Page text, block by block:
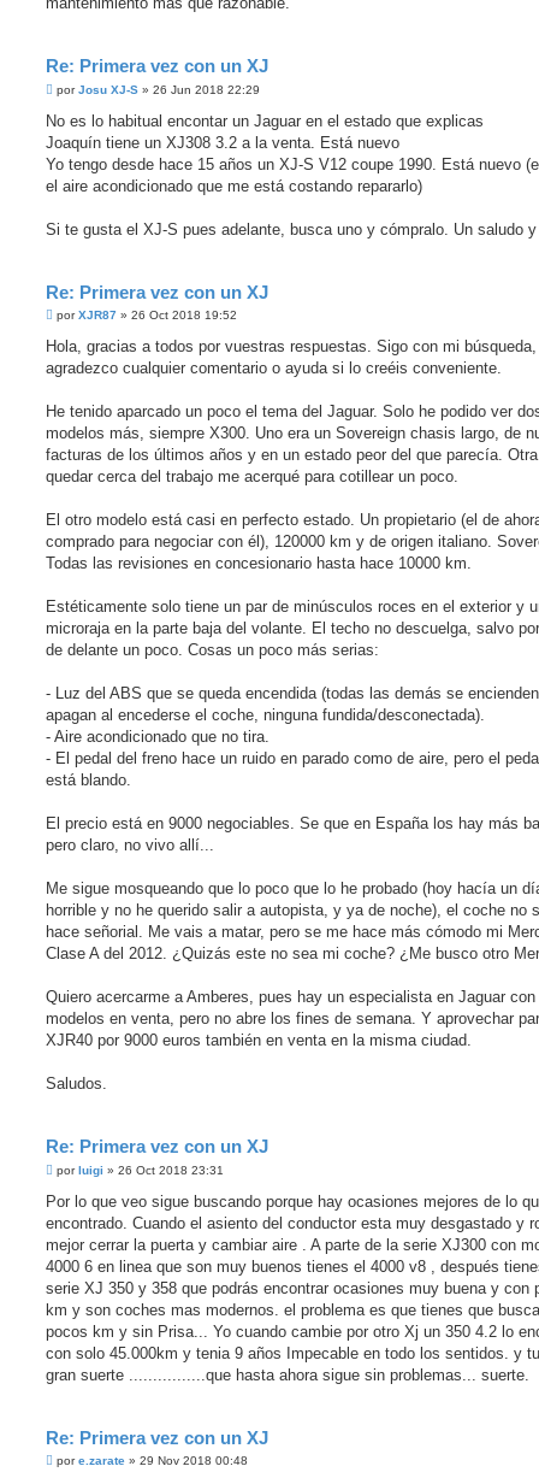
Re: Primera vez con un XJ
M
n
a
j
s
l
porJosu XJ-S » 26 Jun 2018 22:29
No es lo habitual encontar un Jaguar en el estado que explicas
Joaquín tiene un XJ308 3.2 a la venta. Está nuevo
Yo tengo desde hace 15 años un XJ-S V12 coupe 1990. Está nuevo
el aire acondicionado que me está costando repararlo)
Si te gusta el XJ-S pues adelante, busca uno y cómpralo. Un saludo
Re: Primera vez con un XJ
M
n
a
s
i
l
e
e
porXJR87 » 26 Oct 2018 19:52
Hola, gracias a todos por vuestras respuestas. Sigo con mi búsqueda,
agradezco cualquier comentario o ayuda si lo creéis conveniente.
He tenido aparcado un poco el tema del Jaguar. Solo he podido ver
modelos más, siempre X300. Uno era un Sovereign chasis largo, de
facturas de los últimos años y en un estado peor del que parecía.
quedar cerca del trabajo me acerqué para cotillear un poco.
El otro modelo está casi en perfecto estado. Un propietario (el de
comprado para negociar con él), 120000 km y de origen italiano.
Todas las revisiones en concesionario hasta hace 10000 km.
Estéticamente solo tiene un par de minúsculos roces en el exterior y
microraja en la parte baja del volante. El techo no descuelga, salvo
de delante un poco. Cosas un poco más serias:
- Luz del ABS que se queda encendida (todas las demás se
apagan al encederse el coche, ninguna fundida/desconectada).
- Aire acondicionado que no tira.
- El pedal del freno hace un ruido en parado como de aire, pero el
está blando.
El precio está en 9000 negociables. Se que en España los hay más
pero claro, no vivo allí...
Me sigue mosqueando que lo poco que lo he probado (hoy hacía un
horrible y no he querido salir a autopista, y ya de noche), el coche no
hace señorial. Me vais a matar, pero se me hace más cómodo mi
Clase A del 2012. ¿Quizás este no sea mi coche? ¿Me busco otro
Quiero acercarme a Amberes, pues hay un especialista en Jaguar
modelos en venta, pero no abre los fines de semana. Y aprovechar
XJR40 por 9000 euros también en venta en la misma ciudad.
Saludos.
Re: Primera vez con un XJ
M
n
a
j
s
i
l
e
r
porluigi » 26 Oct 2018 23:31
Por lo que veo sigue buscando porque hay ocasiones mejores de lo
encontrado. Cuando el asiento del conductor esta muy desgastado y
mejor cerrar la puerta y cambiar aire . A parte de la serie XJ300 con
4000 6 en linea que son muy buenos tienes el 4000 v8 , después
serie XJ 350 y 358 que podrás encontrar ocasiones muy buena y con
km y son coches mas modernos. el problema es que tienes que
pocos km y sin Prisa... Yo cuando cambie por otro Xj un 350 4.2 lo
con solo 45.000km y tenia 9 años Impecable en todo los sentidos. y
gran suerte ................que hasta ahora sigue sin problemas... suerte.
Re: Primera vez con un XJ
Mpore.zarate » 29 Nov 2018 00:48